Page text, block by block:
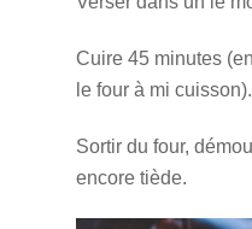
Cuire 45 minutes
le four à mi cuisson).
Sortir du four,
encore tiède.